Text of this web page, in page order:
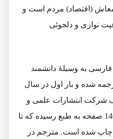
(اقتصاد) مردم است و
نوازی و دلجوئی
به وسیلۀ دانشمند
شده و بار اول در سال
شرکت انتشارات علمی و
فرهنگی در دو جلد و جمعاً 1400 صفحه به طبع رسیده که تا
چاپ شده است. مترجم در